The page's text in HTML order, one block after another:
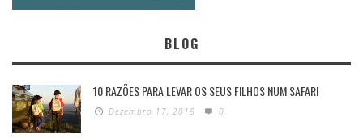
BLOG
10 RAZÕES PARA LEVAR OS SEUS FILHOS NUM SAFARI
Dezembro 17, 2018 0